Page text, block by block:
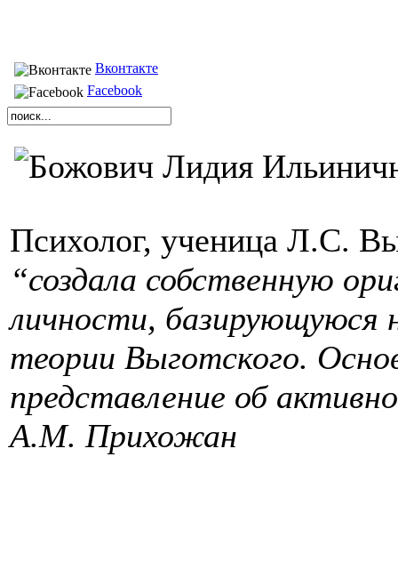
Вконтакте
Facebook
Психолог, ученица Л.С.
“создала собственную
личности, базирующуюся
теории Выготского.
представление об
А.М. Прихожан